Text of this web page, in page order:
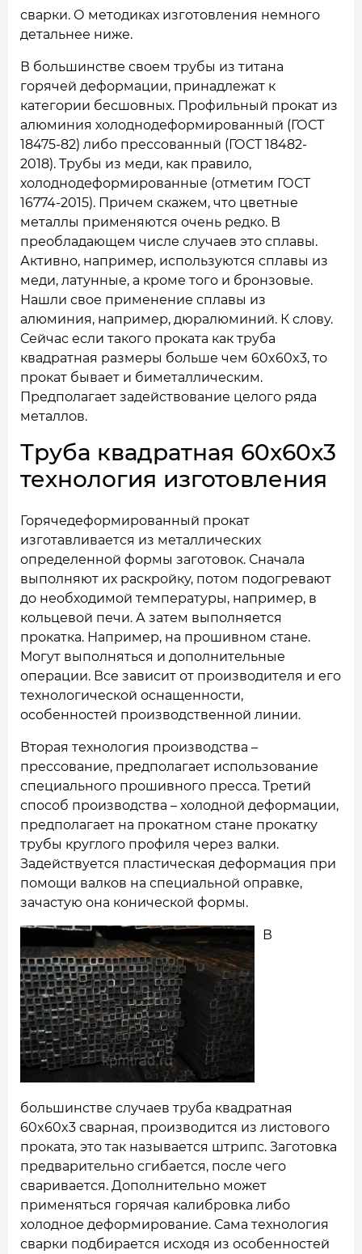
сварки. О методиках изготовления немного
детальнее ниже.
В большинстве своем трубы из титана
горячей деформации, принадлежат к
категории бесшовных. Профильный прокат из
алюминия холоднодеформированный (ГОСТ
18475-82) либо прессованный (ГОСТ 18482-
2018). Трубы из меди, как правило,
холоднодеформированные (отметим ГОСТ
16774-2015). Причем скажем, что цветные
металлы применяются очень редко. В
преобладающем числе случаев это сплавы.
Активно, например, используются сплавы из
меди, латунные, а кроме того и бронзовые.
Нашли свое применение сплавы из
алюминия, например, дюралюминий. К слову.
Сейчас если такого проката как труба
квадратная размеры больше чем 60x60x3, то
прокат бывает и биметаллическим.
Предполагает задействование целого ряда
металлов.
Труба квадратная 60x60x3
технология изготовления
Горячедеформированный прокат
изготавливается из металлических
определенной формы заготовок. Сначала
выполняют их раскройку, потом подогревают
до необходимой температуры, например, в
кольцевой печи. А затем выполняется
прокатка. Например, на прошивном стане.
Могут выполняться и дополнительные
операции. Все зависит от производителя и его
технологической оснащенности,
особенностей производственной линии.
Вторая технология производства –
прессование, предполагает использование
специального прошивного пресса. Третий
способ производства – холодной деформации,
предполагает на прокатном стане прокатку
трубы круглого профиля через валки.
Задействуется пластическая деформация при
помощи валков на специальной оправке,
зачастую она конической формы.
В
большинстве случаев труба квадратная
60x60x3 сварная, производится из листового
проката, это так называется штрипс. Заготовка
предварительно сгибается, после чего
сваривается. Дополнительно может
применяться горячая калибровка либо
холодное деформирование. Сама технология
сварки подбирается исходя из особенностей